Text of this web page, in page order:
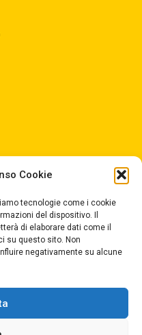
Cookie
tecnologie come i cookie
del dispositivo. Il
di elaborare dati come il
su questo sito. Non
negativamente su alcune